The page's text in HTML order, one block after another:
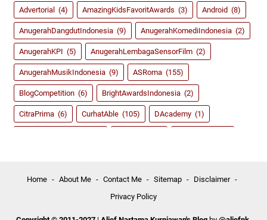
Advertorial (4) AmazingKidsFavoritAwards (3) Android (8)
AnugerahDangdutIndonesia (9) AnugerahKomediIndonesia (2)
AnugerahKPI (5) AnugerahLembagaSensorFilm (2)
AnugerahMusikIndonesia (9) ASRoma (155)
BlogCompetition (6) BrightAwardsIndonesia (2)
CitraPrima (6) CurhatAble (105) DAcademy (1)
Game (135) Girlband (39) GirlsGeneration (5)
InboxAwardsSCTV
IndahDewiPertiwi (18) IndonesiaKidsChoiceAwards (3)
Home About Me Contact Me Sitemap
Disclaimer
Privacy Policy